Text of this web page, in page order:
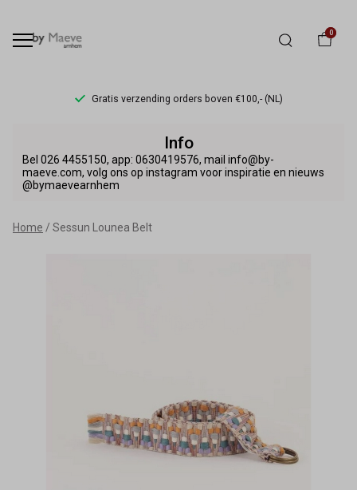
0
Gratis verzending orders boven €100,- (NL)
Lounea
Belt
Info
Bel 026 4455150, app: 0630419576, mail info@by-
maeve.com, volg ons op instagram voor inspiratie en nieuws
@bymaevearnhem
Home Sessun Lounea Belt